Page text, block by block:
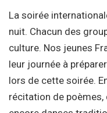
La soirée
nuit. Chacun des
culture. Nos jeunes
leur journée à
lors de cette soirée.
récitation de